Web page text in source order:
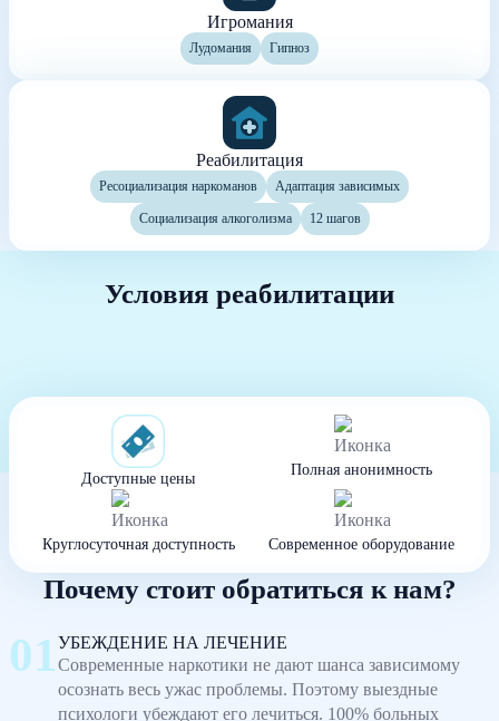
Игромания
Лудомания Гипноз
Реабилитация
Ресоциализация наркоманов Адаптация зависимых
Социализация алкоголизма 12 шагов
Условия реабилитации
Доступные цены Полная анонимность
Круглосуточная доступность Современное оборудование
Почему стоит обратиться к нам?
УБЕЖДЕНИЕ НА ЛЕЧЕНИЕ
Современные наркотики не дают шанса зависимому
осознать весь ужас проблемы. Поэтому выездные
психологи убеждают его лечиться. 100% больных